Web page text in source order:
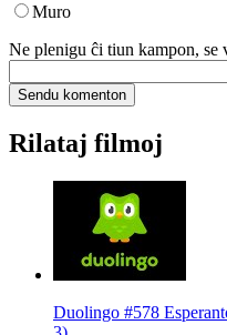
Muro
Ne plenigu ĉi tiun kampon, se
Rilataj filmoj
Duolingo #578